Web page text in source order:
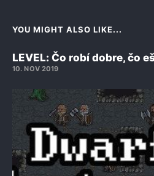
YOU MIGHT ALSO LIKE...
LEVEL: Čo robí dobre, čo
10. NOV 2019